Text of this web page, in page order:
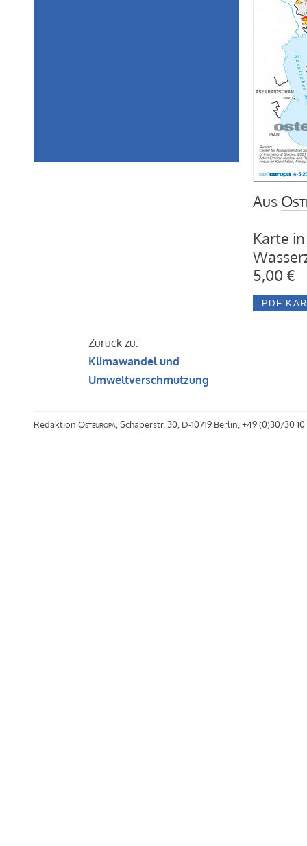
Aus
Karte
5,00 €
Zurück zu:
Klimawandel und
Umweltverschmutzung
Redaktion Osteuropa , Schaperstr. 30, D-10719 Berlin, +49 (0)30/30